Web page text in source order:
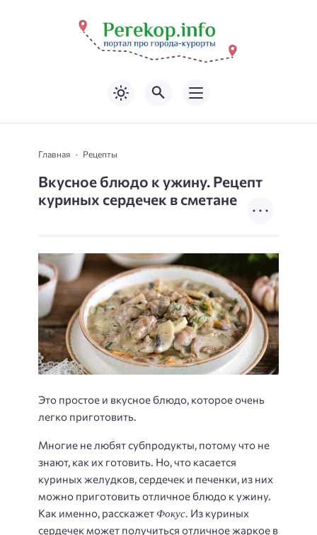
Главная Рецепты
Вкусное блюдо к ужину. Рецепт
куриных сердечек в сметане
Это простое и вкусное блюдо, которое очень
легко приготовить.
Многие не любят субпродукты, потому что не
знают, как их готовить. Но, что касается
куриных желудков, сердечек и печенки, из них
можно приготовить отличное блюдо к ужину.
Как именно, расскажет Фокус. Из куриных
сердечек может получиться отличное жаркое в